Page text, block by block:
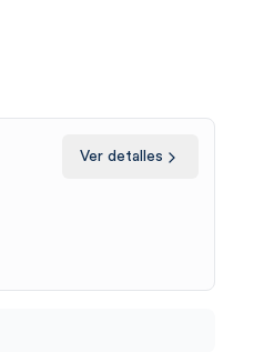
Ver detalles